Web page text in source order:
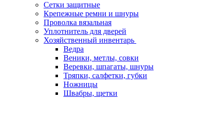
Сетки защитные
Крепежные ремни и шнуры
Проволка вязальная
Уплотнитель для дверей
Хозяйственный инвентарь
Ведра
Веники, метлы, совки
Веревки, шпагаты, шнуры
Тряпки, салфетки, губки
Ножницы
Швабры, щетки